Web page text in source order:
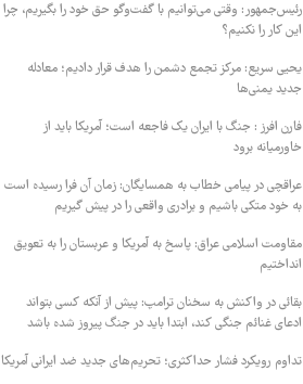
رئیس‌جمهور: وقتی می‌توانیم با گفت‌وگو حق خود را بگیریم، چرا
این کار را نکنیم؟
یحیی سریع: مرکز تجمع دشمن را هدف قرار دادیم؛ معادله
جدید یمنی‌ها
فارن افرز : جنگ با ایران یک فاجعه است؛ آمریکا باید از
خاورمیانه برود
عراقچی در پیامی خطاب به همسایگان: زمان آن فرا رسیده است
به خود متکی باشیم و برادری واقعی را در پیش گیریم
مقاومت اسلامی عراق: پاسخ به آمریکا و عربستان را به تعویق
انداختیم
بقائی در واکنش به سخنان ترامپ: پیش از آنکه کسی بتواند
ادعای غنائم جنگی کند، ابتدا باید در جنگ پیروز شده باشد
تداوم رویکرد فشار حداکثری؛ تحریم‌های جدید ضد ایرانی آمریکا